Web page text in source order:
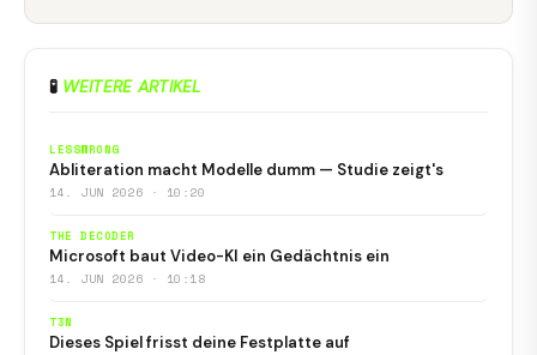
🧪 WEITERE ARTIKEL
LESSWRONG
Abliteration macht Modelle dumm — Studie zeigt's
14. JUN 2026 · 10:20
THE DECODER
Microsoft baut Video-KI ein Gedächtnis ein
14. JUN 2026 · 10:18
T3N
Dieses Spiel frisst deine Festplatte auf